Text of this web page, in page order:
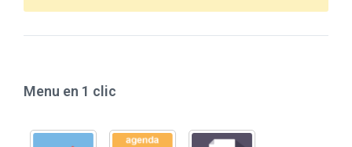
Menu en 1 clic